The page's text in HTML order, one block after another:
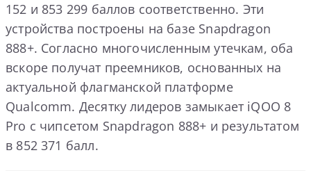
152 и 853 299 баллов соответственно. Эти
устройства построены на базе Snapdragon
888+. Согласно многочисленным утечкам, оба
вскоре получат преемников, основанных на
актуальной флагманской платформе
Qualcomm. Десятку лидеров замыкает iQOO 8
Pro с чипсетом Snapdragon 888+ и результатом
в 852 371 балл.